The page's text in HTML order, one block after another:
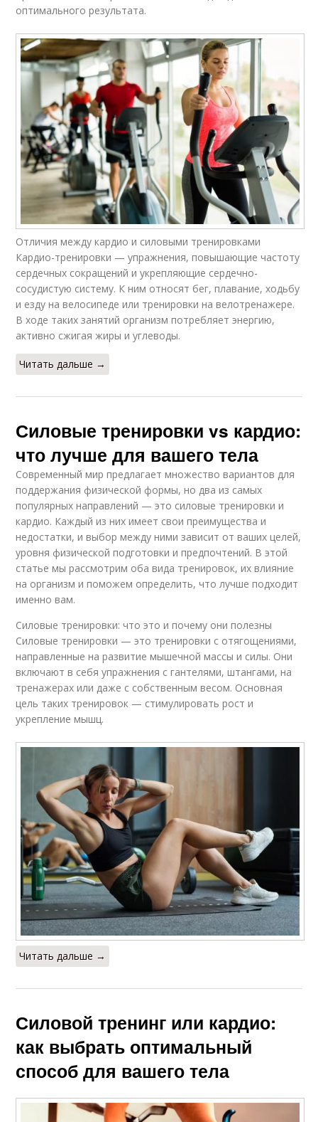
оптимального результата.
Отличия между кардио и силовыми тренировками
Кардио-тренировки — упражнения, повышающие частоту
сердечных сокращений и укрепляющие сердечно-
сосудистую систему. К ним относят бег, плавание, ходьбу
и езду на велосипеде или тренировки на велотренажере.
В ходе таких занятий организм потребляет энергию,
активно сжигая жиры и углеводы.
Читать дальше →
Силовые тренировки vs кардио:
что лучше для вашего тела
Современный мир предлагает множество вариантов для
поддержания физической формы, но два из самых
популярных направлений — это силовые тренировки и
кардио. Каждый из них имеет свои преимущества и
недостатки, и выбор между ними зависит от ваших целей,
уровня физической подготовки и предпочтений. В этой
статье мы рассмотрим оба вида тренировок, их влияние
на организм и поможем определить, что лучше подходит
именно вам.
Силовые тренировки: что это и почему они полезны
Силовые тренировки — это тренировки с отягощениями,
направленные на развитие мышечной массы и силы. Они
включают в себя упражнения с гантелями, штангами, на
тренажерах или даже с собственным весом. Основная
цель таких тренировок — стимулировать рост и
укрепление мышц.
Читать дальше →
Силовой тренинг или кардио:
как выбрать оптимальный
способ для вашего тела